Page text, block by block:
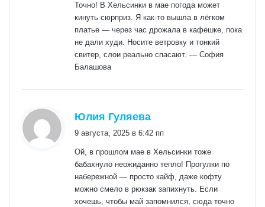
Точно! В Хельсинки в мае погода может
кинуть сюрприз. Я как‑то вышла в лёгком
платье — через час дрожала в кафешке, пока
не дали худи. Носите ветровку и тонкий
свитер, слои реально спасают. — София
Балашова
Юлия Гуляева
9 августа, 2025 в 6:42 пп
Ой, в прошлом мае в Хельсинки тоже
бабахнуло неожиданно тепло! Прогулки по
набережной — просто кайф, даже кофту
можно смело в рюкзак запихнуть. Если
хочешь, чтобы май запомнился, сюда точно